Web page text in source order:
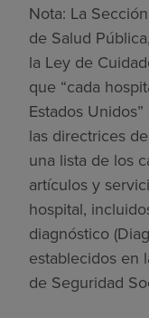
Nota: La
de Salud
la Ley de
que “cada
Estados
las directrices
una lista de los
artículos y
hospital,
diagnóstico
establecidos en
de Seguridad